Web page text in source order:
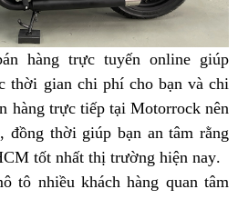
hàng trực tuyến Jawa
42
đẹp
cổ
online tặng
quà
lưu
niệm
giúp
thời gian không
hư
vặt
chi phí cho bạn biker
TPHCM
lái
Jawa
42
và chi
hàng trực tiếpJawa
42
đẹp
cổ
tại Motorrockbảo
hành
nên
giá
cạnh
tranh
đồng thời giúp bạn Jawa
42
đẹp
an tâm rằng
tốt nhất thị trường hiện naygiá
.
tô kiểm
nhiều khách hàng quan tâm